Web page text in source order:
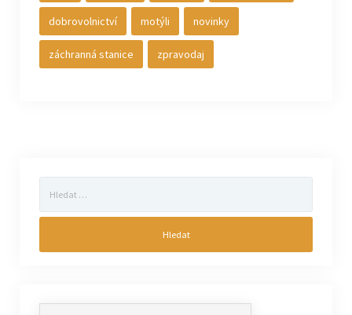
dobrovolnictví motýli novinky
záchranná stanice zpravodaj